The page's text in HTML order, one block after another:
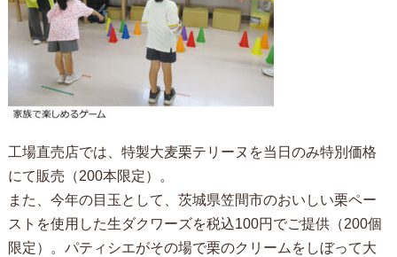
工場直売店では、特製大麦栗テリーヌを当日のみ特別価格
にて販売（200本限定）。
また、今年の目玉として、茨城県笠間市のおいしい栗ペー
ストを使用した生ダクワーズを税込100円でご提供（200個
限定）。パティシエがその場で栗のクリームをしぼって大